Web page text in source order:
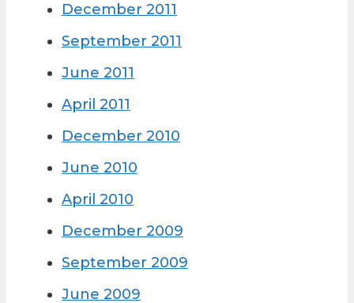
December 2011
September 2011
June 2011
April 2011
December 2010
June 2010
April 2010
December 2009
September 2009
June 2009